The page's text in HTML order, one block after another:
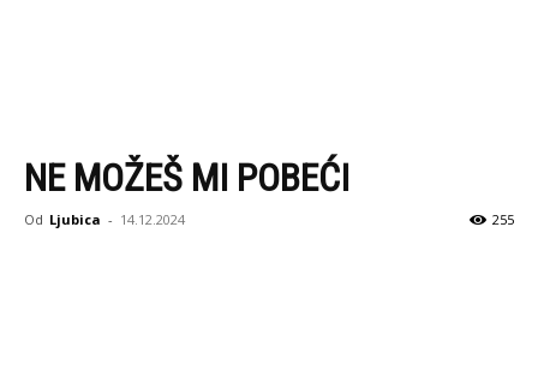
NE MOŽEŠ MI POBEĆI
Od Ljubica - 14.12.2024 255